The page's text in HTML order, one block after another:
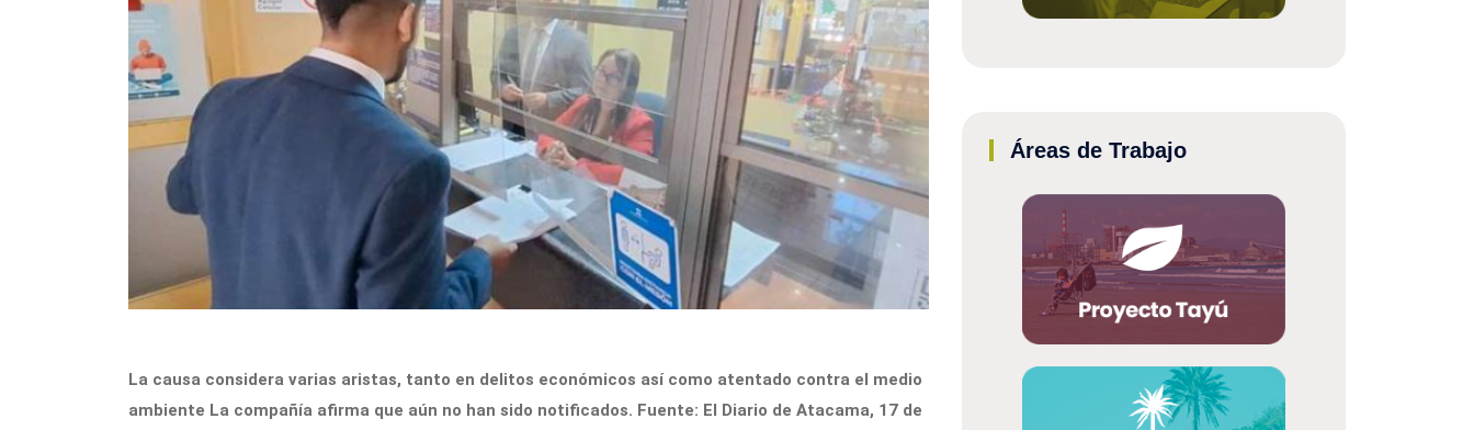
La causa considera varias aristas, tanto en delitos económicos así como atentado contra el medio
ambiente La compañía afirma que aún no han sido notificados. Fuente: El Diario de Atacama, 17 de
Áreas de Trabajo